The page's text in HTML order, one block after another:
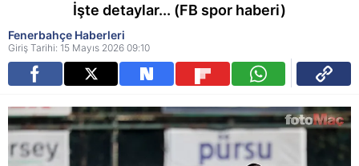
İşte detaylar... (FB spor haberi)
Fenerbahçe Haberleri
Giriş Tarihi: 15 Mayıs 2026 09:10